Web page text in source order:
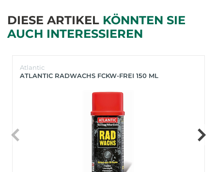
DIESE ARTIKEL KÖNNTEN SIE
AUCH INTERESSIEREN
Atlantic
ATLANTIC RADWACHS FCKW-FREI 150 ML